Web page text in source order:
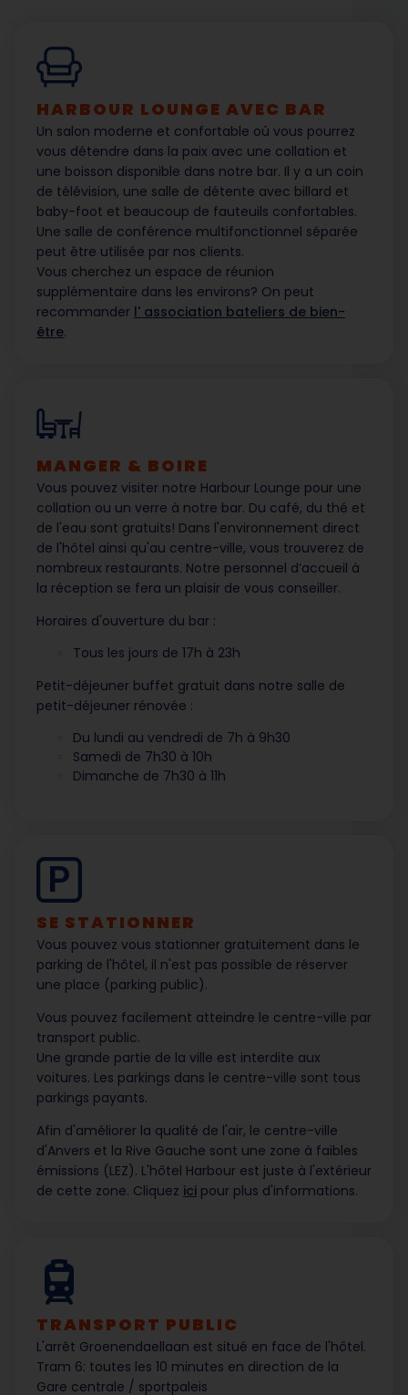
HARBOUR LOUNGE AVEC BAR
Un salon moderne et confortable où vous pourrez
vous détendre dans la paix avec une collation et
une boisson disponible dans notre bar. Il y a un coin
de télévision, une salle de détente avec billard et
baby-foot et beaucoup de fauteuils confortables.
Une salle de conférence multifonctionnel séparée
peut être utilisée par nos clients.
Vous cherchez un espace de réunion
supplémentaire dans les environs? On peut
recommander l' association bateliers de bien-
être.
MANGER & BOIRE
Vous pouvez visiter notre Harbour Lounge pour une
collation ou un verre à notre bar. Du café, du thé et
de l'eau sont gratuits! Dans l'environnement direct
de l'hôtel ainsi qu'au centre-ville, vous trouverez de
nombreux restaurants. Notre personnel d’accueil à
la réception se fera un plaisir de vous conseiller.
Horaires d'ouverture du bar :
Tous les jours de 17h à 23h
Petit-déjeuner buffet gratuit dans notre salle de
petit-déjeuner rénovée :
Du lundi au vendredi de 7h à 9h30
Samedi de 7h30 à 10h
Dimanche de 7h30 à 11h
SE STATIONNER
Vous pouvez vous stationner gratuitement dans le
parking de l'hôtel, il n'est pas possible de réserver
une place (parking public).
Vous pouvez facilement atteindre le centre-ville par
transport public.
Une grande partie de la ville est interdite aux
voitures. Les parkings dans le centre-ville sont tous
parkings payants.
Afin d'améliorer la qualité de l'air, le centre-ville
d'Anvers et la Rive Gauche sont une zone à faibles
émissions (LEZ). L'hôtel Harbour est juste à l'extérieur
de cette zone. Cliquez ici pour plus d'informations.
TRANSPORT PUBLIC
L'arrêt Groenendaellaan est situé en face de l'hôtel.
Tram 6: toutes les 10 minutes en direction de la
Gare centrale / sportpaleis